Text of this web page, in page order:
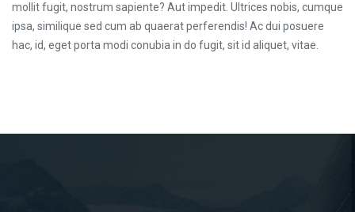
mollit fugit, nostrum sapiente? Aut impedit. Ultrices nobis, cumque
ipsa, similique sed cum ab quaerat perferendis! Ac dui posuere
hac, id, eget porta modi conubia in do fugit, sit id aliquet, vitae.